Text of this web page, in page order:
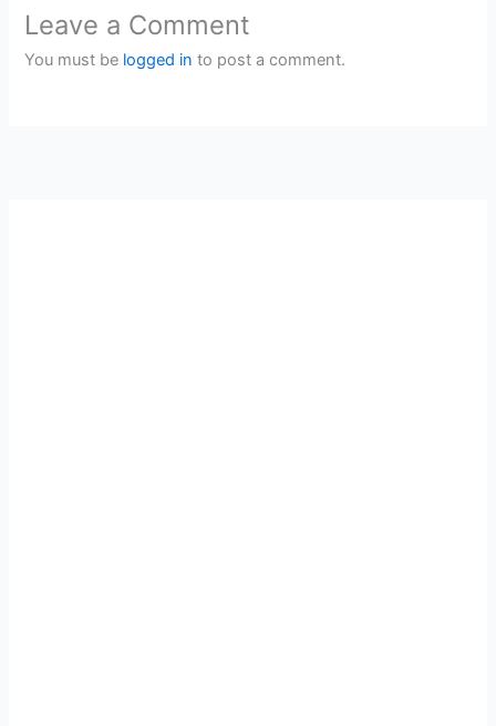
Leave a Comment
You must be logged in to post a comment.